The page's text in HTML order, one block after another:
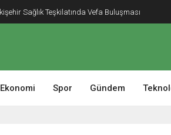
Sağlık Teşkilatında Vefa Buluşması
Ekonomi Spor Gündem